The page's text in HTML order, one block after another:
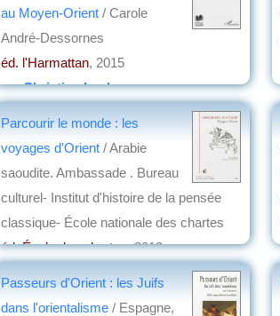
au Moyen-Orient / Carole
André-Dessornes
éd. l'Harmattan, 2015
parChristian Lochon
Parcourir le monde : les
voyages d'Orient / Arabie
saoudite. Ambassade . Bureau
culturel- Institut d'histoire de la pensée
classique- École nationale des chartes
éd. École des chartes, 2013
Passeurs d'Orient : les Juifs
dans l'orientalisme / Espagne,